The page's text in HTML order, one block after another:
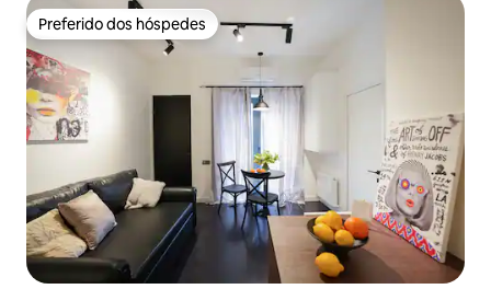
Preferido dos hóspedes
Preferido dos hóspedes